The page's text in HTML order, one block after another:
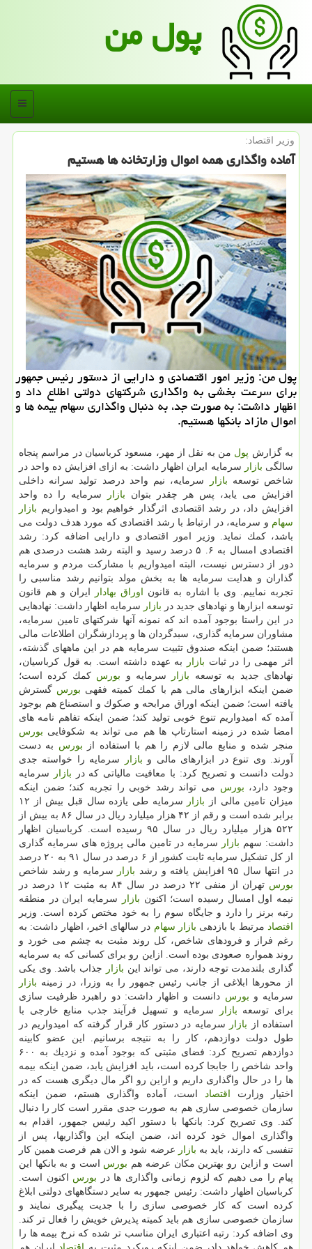
پول من
منو
وزیر اقتصاد:
آماده واگذاری همه اموال وزارتخانه ها هستیم
پول من: وزیر امور اقتصادی و دارایی از دستور رئیس جمهور
برای سرعت بخشی به واگذاری شركتهای دولتی اطلاع داد و
اظهار داشت: به صورت جد، به دنبال واگذاری سهام بیمه ها و
اموال مازاد بانكها هستیم.
به گزارش پول من به نقل از مهر، مسعود كرباسیان در مراسم پنجاه
سالگی بازار سرمایه ایران اظهار داشت: به ازای افزایش ده واحد در
شاخص توسعه بازار
سرمایه، نیم واحد درصد تولید سرانه داخلی
افزایش می یابد، پس هر چقدر بتوان بازار
سرمایه را ده واحد
افزایش داد، در رشد اقتصادی اثرگذار خواهیم بود و امیدواریم بازار
سهام و سرمایه، در ارتباط با رشد اقتصادی كه مورد هدف دولت می
باشد، كمك نماید. وزیر امور اقتصادی و دارایی اضافه كرد: رشد
اقتصادی امسال به ۶. ۵ درصد رسید و البته رشد هشت درصدی هم
دور از دسترس نیست، البته امیدواریم با مشاركت مردم و سرمایه
گذاران و هدایت سرمایه ها به بخش مولد بتوانیم رشد مناسبی را
تجربه نماییم. وی با اشاره به قانون اوراق بهادار
ایران و هم قانون
توسعه ابزارها و نهادهای جدید در بازار سرمایه اظهار داشت: نهادهایی
در این راستا بوجود آمده اند كه نمونه آنها شركتهای تامین سرمایه،
مشاوران سرمایه گذاری، سبدگردان ها و پردازشگران اطلاعات مالی
هستند؛ ضمن اینكه صندوق تثبیت سرمایه هم در این ماههای گذشته،
اثر مهمی را در ثبات بازار
به عهده داشته است. به قول كرباسیان،
نهادهای جدید به توسعه بازار سرمایه و بورس كمك كرده است؛
ضمن اینكه ابزارهای مالی هم با كمك كمیته فقهی بورس گسترش
یافته است؛ ضمن اینكه اوراق مرابحه و صكوك و استصناع هم بوجود
آمده كه امیدواریم تنوع خوبی تولید كند؛ ضمن اینكه تفاهم نامه های
امضا شده در زمینه استارتاپ ها هم می تواند به شكوفایی بورس
منجر شده و منابع مالی لازم را هم با استفاده از بورس به دست
آورند. وی تنوع در ابزارهای مالی و بازار
سرمایه را خواسته جدی
دولت دانست و تصریح كرد: با معافیت مالیاتی كه در بازار
سرمایه
وجود دارد، بورس می تواند رشد خوبی را تجربه كند؛ ضمن اینكه
میزان تامین مالی از بازار
سرمایه طی یازده سال قبل بیش از ۱۲
برابر شده است و رقم از ۴۲ هزار میلیارد ریال در سال ۸۶ به بیش از
۵۲۲ هزار میلیارد ریال در سال ۹۵ رسیده است. كرباسیان اظهار
داشت: سهم بازار
سرمایه در تامین مالی پروژه های سرمایه گذاری
از كل تشكیل سرمایه ثابت كشور از ۶ درصد در سال ۹۱ به ۲۰ درصد
در انتها سال ۹۵ افزایش یافته و رشد
بازار
سرمایه و رشد شاخص
بورس
تهران از منفی ۲۲ درصد در سال ۸۴ به مثبت ۱۲ درصد در
نیمه اول امسال رسیده است؛ اكنون بازار
سرمایه ایران در منطقه
رتبه برنز را دارد و جایگاه سوم را به خود مختص كرده است. وزیر
اقتصاد مرتبط با بازدهی بازار سهام در سالهای اخیر، اظهار داشت: به
رغم فراز و فرودهای شاخص، كل روند مثبت به چشم می خورد و
روند همواره صعودی بوده است. ازاین رو برای كسانی كه به سرمایه
گذاری بلندمدت توجه دارند، می تواند این بازار
جذاب باشد. وی یكی
از محورها ابلاغی از جانب رئیس جمهور را به وزرا، در زمینه بازار
سرمایه و بورس دانست و اظهار داشت: دو راهبرد ظرفیت سازی
برای توسعه بازار
سرمایه و تسهیل فرآیند جذب منابع خارجی با
استفاده از بازار
سرمایه در دستور كار قرار گرفته كه امیدواریم در
طول دولت دوازدهم، كار را به نتیجه برسانیم. این عضو كابینه
دوازدهم تصریح كرد: فضای مثبتی كه بوجود آمده و نزدیك به ۶۰۰
واحد شاخص را جابجا كرده است، باید افزایش یابد، ضمن اینكه بیمه
ها را در حال واگذاری داریم و ازاین رو اگر مال دیگری هست كه در
اختیار وزارت اقتصاد
است، آماده واگذاری هستم، ضمن اینكه
سازمان خصوصی سازی هم به صورت جدی مقرر است كار را دنبال
كند. وی تصریح كرد: بانكها با دستور اكید رئیس جمهور، اقدام به
واگذاری اموال خود كرده اند، ضمن اینكه این واگذاریها، پس از
تنفسی كه دارند، باید به بازار عرضه شود و الان هم فرصت همین كار
است و ازاین رو بهترین مكان عرضه هم بورس است و به بانكها این
پیام را می دهیم كه لزوم زمانی واگذاری ها در بورس اكنون است.
كرباسیان اظهار داشت: رئیس جمهور به سایر دستگاههای دولتی ابلاغ
كرده است كه كار خصوصی سازی را با جدیت پیگیری نمایند و
سازمان خصوصی سازی هم باید كمیته پذیرش خویش را فعال تر كند.
وی اضافه كرد: رتبه اعتباری ایران مناسب تر شده كه نرخ بیمه ها را
هم كاهش خواهد داد، ضمن اینكه رویكرد مثبت به اقتصاد ایران هم